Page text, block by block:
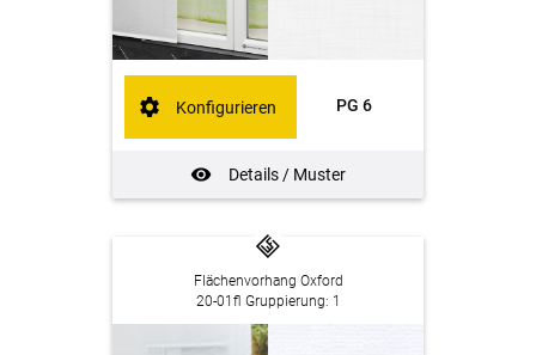
PG 6
Details / Muster
Konfigurieren
Flächenvorhang Oxford
20-01fl Gruppierung: 1